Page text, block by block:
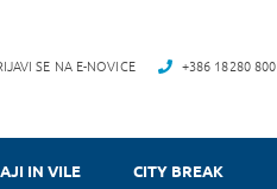
SE NA E-NOVICE +386 18280 800
IN VILE CITY BREAK